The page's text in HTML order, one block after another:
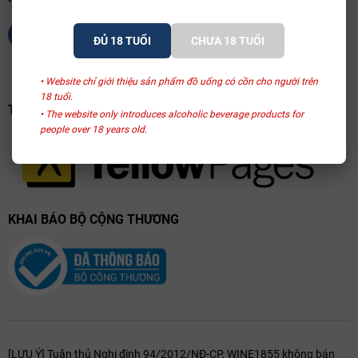
ĐỦ 18 TUỔI CHƯA 18 TUỔI
• Website chỉ giới thiệu sản phẩm đồ uống có cồn cho người trên
18 tuổi.
• The website only introduces alcoholic beverage products for
people over 18 years old.
Hương vị đặc trưng
Thưởng thức Château Siran là trải nghiệm sự giao thoa giữa sức
TRANG VÀNG VIỆT NAM
KHAI BÁO BỘ CỘNG THƯƠNG
[LƯU Ý] Tuân thủ Nghị định 94/2012/NĐ-CP, WINE1855 không bán